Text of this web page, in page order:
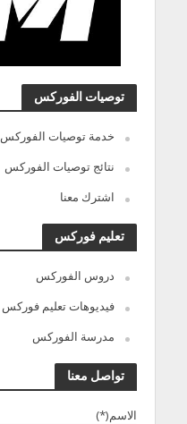
توصيات الفوركس
خدمة توصيات الفوركس
نتائج توصيات الفوركس
اشترك معنا
تعليم فوركس
دروس الفوركس
فيديوهات تعليم فوركس
مدرسة الفوركس
تواصل معنا
الاسم(*)